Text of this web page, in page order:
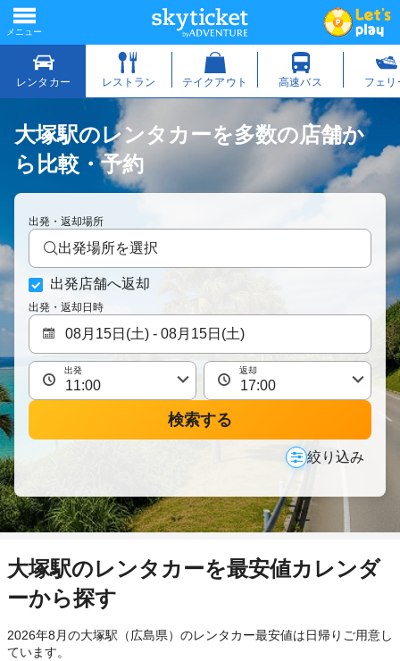
大塚駅のレンタカーを多数の店舗か
ら比較・予約
出発・返却場所
出発場所を選択
出発店舗へ返却
出発・返却日時
出発 返却
検索する
絞り込み
大塚駅のレンタカーを最安値カレンダ
ーから探す
2026年8月の大塚駅（広島県）のレンタカー最安値は日帰り ご用意し
ています。